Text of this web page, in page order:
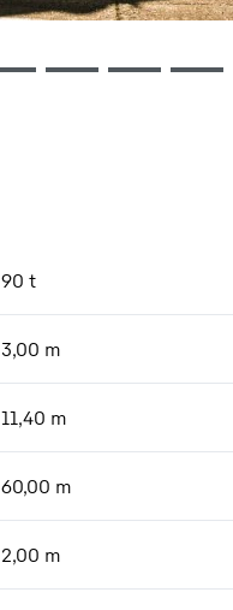
90 t
3,00 m
11,40 m
60,00 m
2,00 m